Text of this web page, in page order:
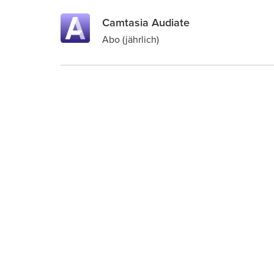
Camtasia Audiate
Abo (jährlich)